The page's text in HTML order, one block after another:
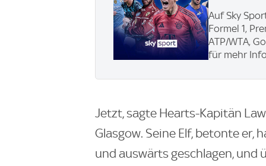
Auf Sky
Formel 1,
ATP/WTA,
für mehr
Jetzt, sagte Hearts-Kapitän
Glasgow. Seine Elf, betonte er,
und auswärts geschlagen, und